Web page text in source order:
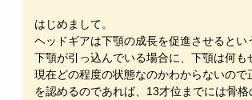
はじめまして。
ヘッドギアは下顎の成長を促進させるとい
下顎が引っ込んでいる場合に、下顎は何
現在どの程度の状態なのかわからないの
を認めるのであれば、13才位までには骨